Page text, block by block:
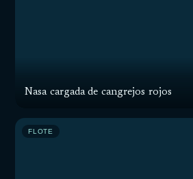
Nasa cargada de cangrejos rojos
FLOTE